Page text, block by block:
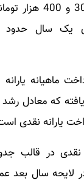
یارانه نقدی
لایحه سال بعد